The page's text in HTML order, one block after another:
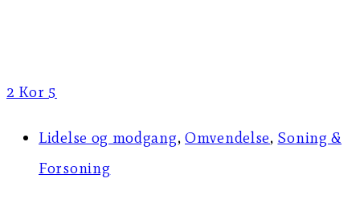
2 Kor 5
Lidelse og modgang,Omvendelse, Soning &
Forsoning